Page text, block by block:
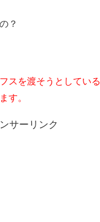
？
スを渡そうとしてい
す。
サーリンク